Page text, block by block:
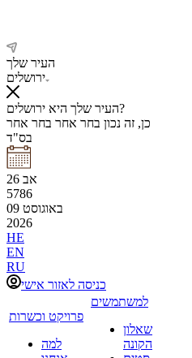
העיר שלך
ירושלים
העיר שלך היא ירושלים?
כן, זה נכון בחר אחר בחר אחר
בס"ד
26 אב
5786
09 באוגוסט
2026
HE
EN
RU
כניסה לאזור אישי
פרויקט וכשרות
למה
למשתמשים
שאלון
הקונה